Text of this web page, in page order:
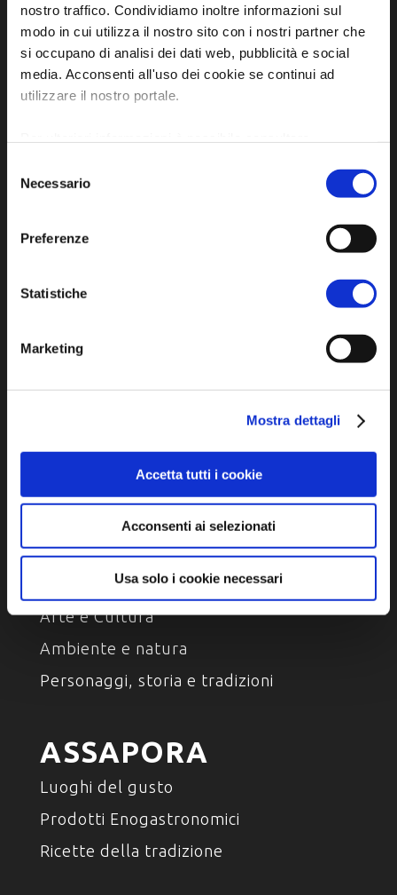
nostro traffico. Condividiamo inoltre informazioni sul
modo in cui utilizza il nostro sito con i nostri partner che
si occupano di analisi dei dati web, pubblicità e social
media. Acconsenti all'uso dei cookie se continui ad
utilizzare il nostro portale.
delNecessario
Preferenze
Statistiche
Marketing
Mostra dettagli
Accetta tutti i cookie
Acconsenti ai selezionati
Usa solo i cookie necessari
dell'Unione dei Comuni della Bassa Romagna
Piazza della Libertà, 13
48012 Bagnacavallo (RA)
Tel. +39 0545 280898
P.E.C. pg.unione.labassaromagna.it@legalmail.it
Cookie policy
Dichiarazione di accessibilità
SCOPRI
Arte e Cultura
Ambiente e natura
Personaggi, storia e tradizioni
ASSAPORA
Luoghi del gusto
Prodotti Enogastronomici
Ricette della tradizione